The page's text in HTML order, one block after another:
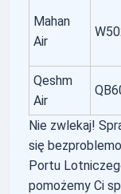
Mahan
Air
Qeshm
Air
Nie zwlekaj!
się
Portu
pomożemy Ci